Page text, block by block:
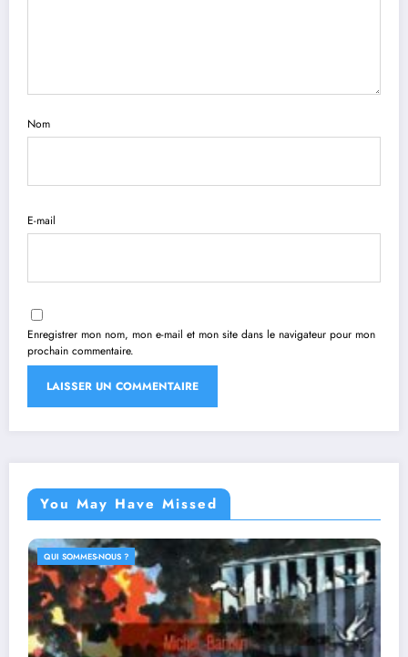
Nom
E-mail
Enregistrer mon nom, mon e-mail et mon site dans le navigateur pour mon
prochain commentaire.
You May Have Missed
QUI SOMMES-NOUS ?